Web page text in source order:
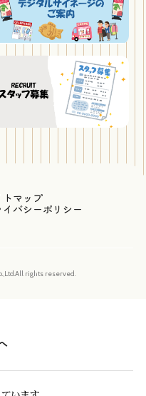
トマップ
イバシーポリシー
rights reserved.